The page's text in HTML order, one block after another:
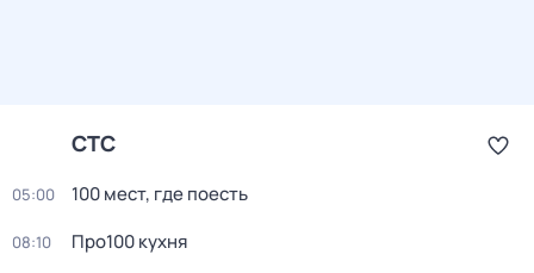
СТС
05:00 100 мест, где поесть
08:10 Про100 кухня